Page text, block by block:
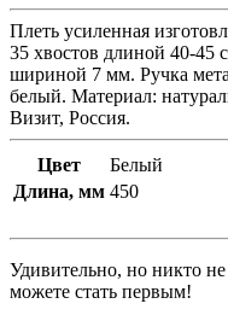
Плеть усиленная
35 хвостов длиной 40-
шириной 7 мм. Ручка
белый. Материал:
Визит, Россия.
Цвет
Белый
Длина, мм 450
Удивительно, но никто
можете стать первым!